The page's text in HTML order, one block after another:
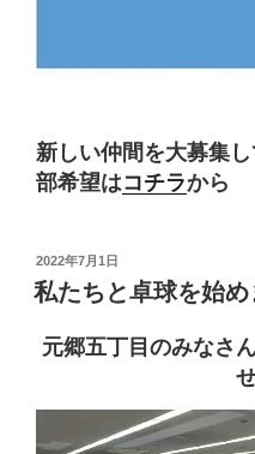
新しい仲間を大募集
部希望はコチラから
投
稿
日:
2022年7月1日
私たちと卓球を始め
元郷五丁目のみなさ